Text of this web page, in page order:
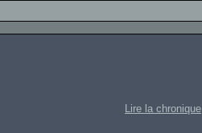
Lire la chronique